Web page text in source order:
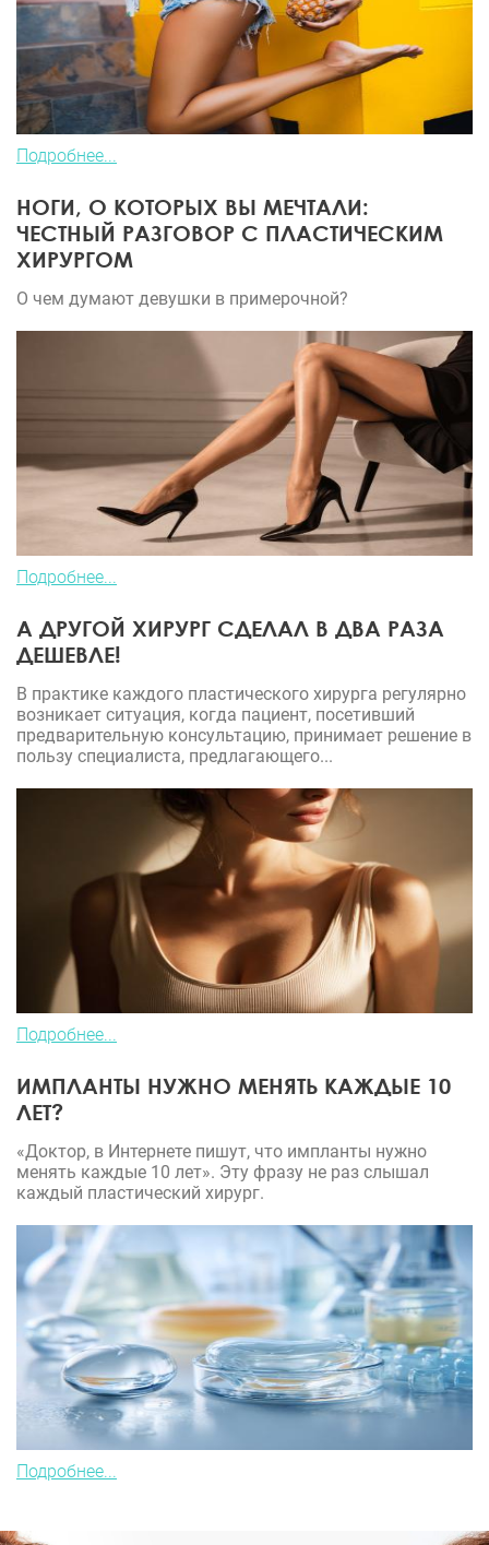
Подробнее...
НОГИ, О КОТОРЫХ ВЫ МЕЧТАЛИ:
ЧЕСТНЫЙ РАЗГОВОР С ПЛАСТИЧЕСКИМ
ХИРУРГОМ
О чем думают девушки в примерочной?
Подробнее...
А ДРУГОЙ ХИРУРГ СДЕЛАЛ В ДВА РАЗА
ДЕШЕВЛЕ!
В практике каждого пластического хирурга регулярно
возникает ситуация, когда пациент, посетивший
предварительную консультацию, принимает решение в
пользу специалиста, предлагающего...
Подробнее...
ИМПЛАНТЫ НУЖНО МЕНЯТЬ КАЖДЫЕ 10
ЛЕТ?
«Доктор, в Интернете пишут, что импланты нужно
менять каждые 10 лет». Эту фразу не раз слышал
каждый пластический хирург.
Подробнее...